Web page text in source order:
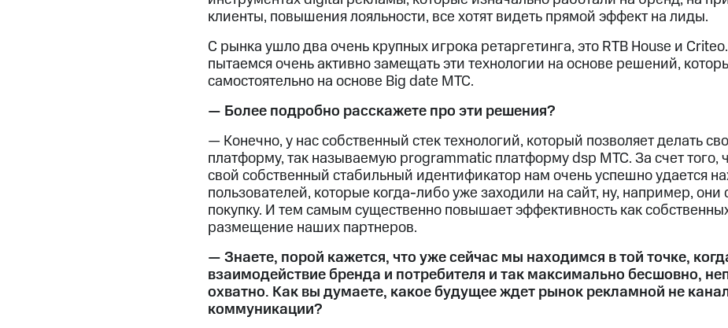
клиенты, повышения лояльности, все хотят видеть прямой эффект на лиды.
С рынка ушло два очень крупных игрока ретаргетинга, это RTB House и
пытаемся очень активно замещать эти технологии на основе решений,
самостоятельно на основе Big date МТС.
— Более подробно расскажете про эти решения?
— Конечно, у нас собственный стек технологий, который позволяет делать
платформу, так называемую programmatic платформу dsp МТС. За счет того,
свой собственный стабильный идентификатор нам очень успешно удается
пользователей, которые когда-либо уже заходили на сайт, ну, например,
покупку. И тем самым существенно повышает эффективность как
размещение наших партнеров.
— Знаете, порой кажется, что уже сейчас мы находимся в той точке,
взаимодействие бренда и потребителя и так максимально бесшовно,
охватно. Как вы думаете, какое будущее ждет рынок рекламной не
коммуникации?